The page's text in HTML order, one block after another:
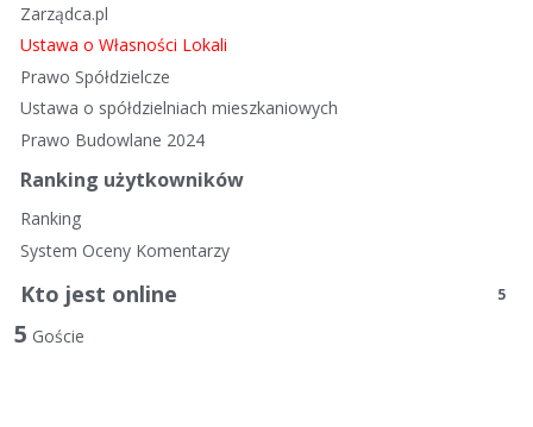
y
b
k
k
Zarządca.pl
Ustawa o Własności Lokali
Prawo Spółdzielcze
Ustawa o spółdzielniach mieszkaniowych
Prawo Budowlane 2024
Ranking użytkowników
Ranking
System Oceny Komentarzy
Kto jest online 5
5 Goście